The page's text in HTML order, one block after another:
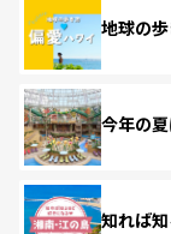
地球の
今年の
知れば